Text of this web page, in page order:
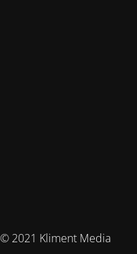
© 2021 Kliment Media